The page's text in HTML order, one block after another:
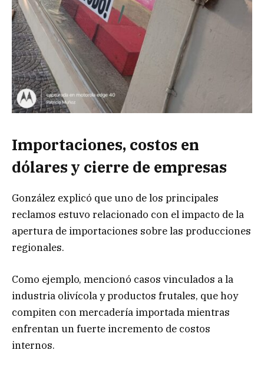
Importaciones, costos en
dólares y cierre de empresas
González explicó que uno de los principales
reclamos estuvo relacionado con el impacto de la
apertura de importaciones sobre las producciones
regionales.
Como ejemplo, mencionó casos vinculados a la
industria olivícola y productos frutales, que hoy
compiten con mercadería importada mientras
enfrentan un fuerte incremento de costos
internos.